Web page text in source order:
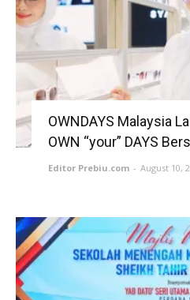
OWNDAYS Malaysia
OWN “your” DAYS
Editor Prebiu.com - August 10,